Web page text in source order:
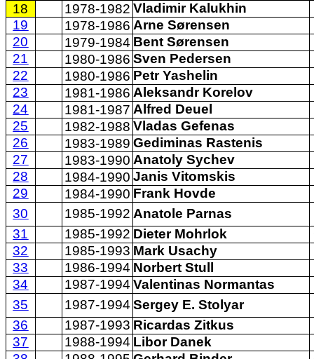
18
1978-1982 Vladimir Kalukhin
19
1978-1986 Arne Sørensen
20
1979-1984 Bent Sørensen
21
1980-1986 Sven Pedersen
22
1980-1986 Petr Yashelin
23
1981-1986 Aleksandr Korelov
24
1981-1987 Alfred Deuel
25
1982-1988 Vladas Gefenas
26
1983-1989 Gediminas Rastenis
27
1983-1990 Anatoly Sychev
28
1984-1990 Janis Vitomskis
29
1984-1990 Frank Hovde
30
1985-1992 Anatole Parnas
31
1985-1992 Dieter Mohrlok
32
1985-1993 Mark Usachy
33
1986-1994 Norbert Stull
34
1987-1994 Valentinas Normantas
35
1987-1994 Sergey E. Stolyar
36
1987-1993 Ricardas Zitkus
37
1988-1994 Libor Danek